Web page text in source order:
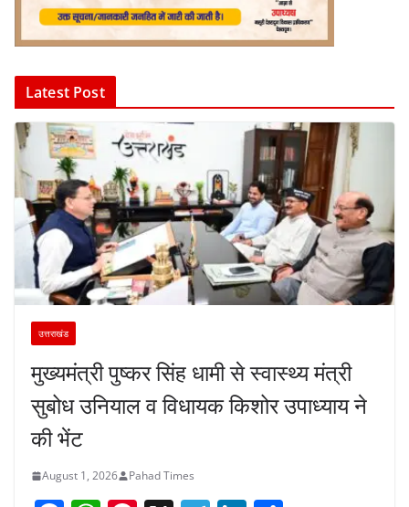
Latest Post
उत्तराखंड
मुख्यमंत्री पुष्कर सिंह धामी से स्वास्थ्य मंत्री
सुबोध उनियाल व विधायक किशोर उपाध्याय ने
की भेंट
August 1, 2026 Pahad Times